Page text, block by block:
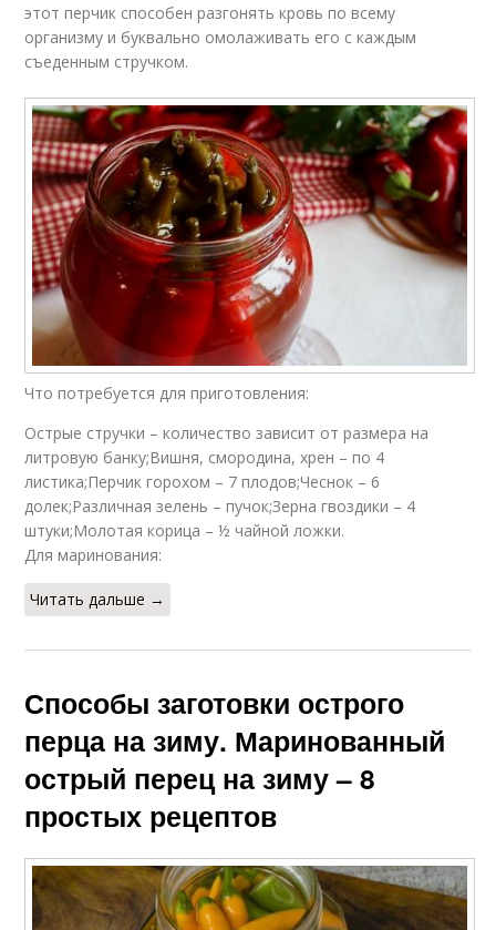
этот перчик способен разгонять кровь по всему
организму и буквально омолаживать его с каждым
съеденным стручком.
Что потребуется для приготовления:
Острые стручки – количество зависит от размера на
литровую банку;Вишня, смородина, хрен – по 4
листика;Перчик горохом – 7 плодов;Чеснок – 6
долек;Различная зелень – пучок;Зерна гвоздики – 4
штуки;Молотая корица – ½ чайной ложки.
Для маринования:
Читать дальше →
Способы заготовки острого
перца на зиму. Маринованный
острый перец на зиму – 8
простых рецептов